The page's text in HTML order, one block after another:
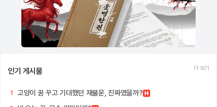
인기 게시물 더 보기
1 고양이 꿈 꾸고 기대했던 재물운, 진짜였을까?